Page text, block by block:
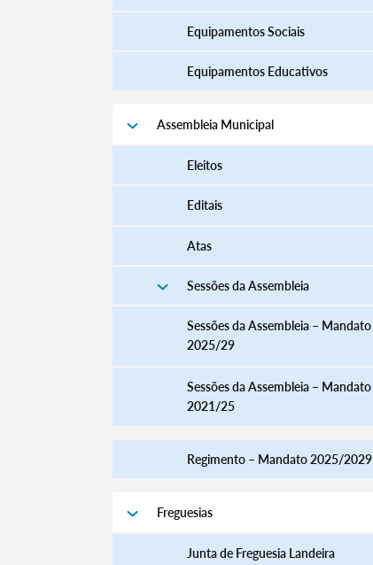
Equipamentos Sociais
Equipamentos Educativos
Assembleia Municipal
Eleitos
Editais
Atas
Sessões da Assembleia
Sessões da Assembleia – Mandato
2025/29
Sessões da Assembleia – Mandato
2021/25
Regimento – Mandato 2025/2029
Freguesias
Junta de Freguesia Landeira